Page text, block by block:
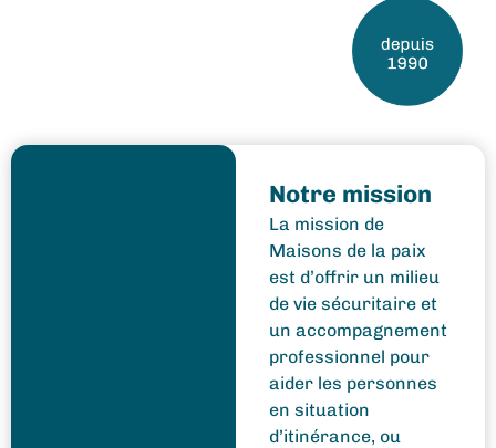
Notre mission
La mission de
Maisons de la paix
est d’offrir un milieu
de vie sécuritaire et
un accompagnement
professionnel pour
aider les personnes
en situation
d’itinérance, ou